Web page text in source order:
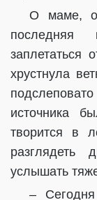
О маме,
заплетаться
хрустнула
источника
творится в
услышать
–